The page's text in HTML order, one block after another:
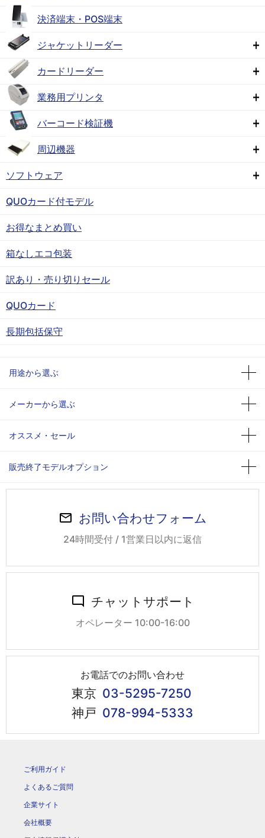
決済端末・POS端末
ジャケットリーダー
カードリーダー
業務用プリンタ
バーコード検証機
周辺機器
ソフトウェア
QUOカード付モデル
お得なまとめ買い
箱なしエコ包装
訳あり・売り切りセール
QUOカード
長期包括保守
用途から選ぶ
メーカーから選ぶ
オススメ・セール
販売終了モデルオプション
お問い合わせフォーム
24時間受付 / 1営業日以内に返信
チャットサポート
オペレーター 10:00-16:00
お電話でのお問い合わせ
東京 03-5295-7250
神戸 078-994-5333
ご利用ガイド
よくあるご質問
企業サイト
会社概要